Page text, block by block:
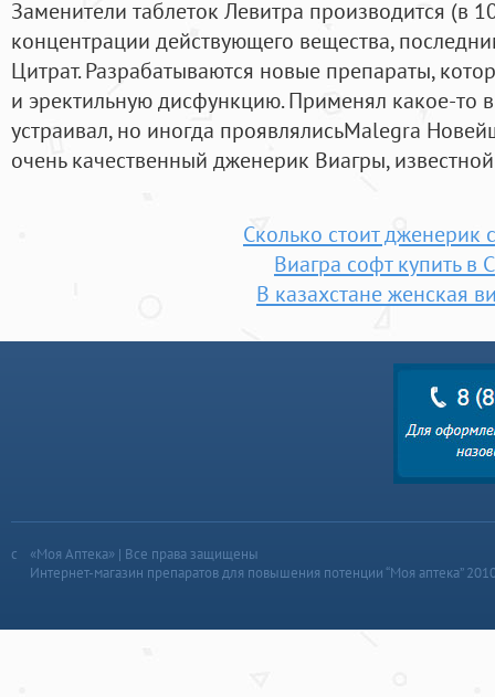
Заменители таблеток Левитра производится (в
концентрации действующего вещества,
Цитрат. Разрабатываются новые препараты,
и эректильную дисфункцию. Применял какое-то
устраивал, но иногда проявлялисьMalegra
очень качественный дженерик Виагры,
Сколько стоит дженерик
Виагра софт купить в
В казахстане женская
«Моя Аптека» | Все права защищены
Интернет-магазин препаратов для повышения потенции “Моя аптека”